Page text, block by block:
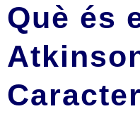
Què és